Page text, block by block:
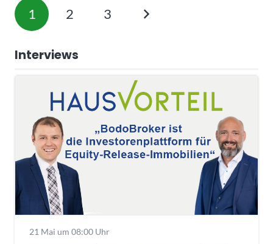
1 2 3
Interviews
21 Mai um 08:00 Uhr